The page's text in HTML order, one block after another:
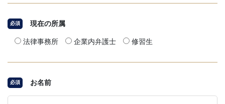
必須 現在の所属
法律事務所 企業内弁護士 修習生
必須 お名前